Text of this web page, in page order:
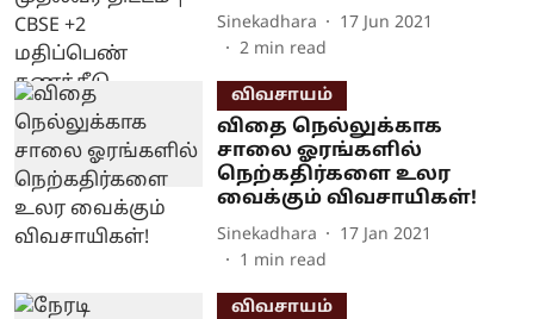
Sinekadhara
17 Jun 2021
2 min read
விவசாயம்
விதை நெல்லுக்காக
சாலை ஓரங்களில்
நெற்கதிர்களை உலர
வைக்கும் விவசாயிகள்!
Sinekadhara
17 Jan 2021
1 min read
விவசாயம்